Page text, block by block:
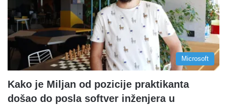
Microsoft
Kako je Miljan od pozicije praktikanta
došao do posla softver inženjera u